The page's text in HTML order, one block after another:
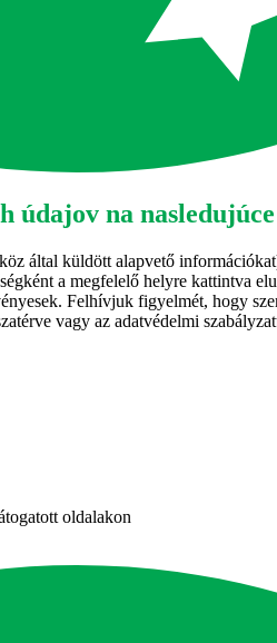
údajov na
által küldött alapvető
a megfelelő helyre kattintva
Felhívjuk figyelmét, hogy
vagy az adatvédelmi
oldalakon